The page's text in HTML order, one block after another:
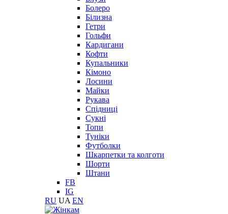
Болеро
Білизна
Гетри
Гольфи
Кардигани
Кофти
Купальники
Кімоно
Лосини
Майки
Рукава
Спідниці
Сукні
Топи
Туніки
Футболки
Шкарпетки та колготи
Шорти
Штани
FB
IG
RU UA EN